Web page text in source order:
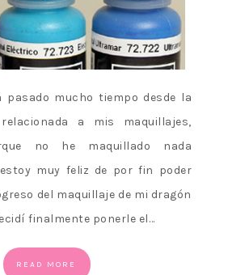
pasado mucho tiempo desde la
a mis maquillajes,
no he maquillado nada
muy feliz de por fin poder
del maquillaje de mi dragón
finalmente ponerle el…
READ MORE